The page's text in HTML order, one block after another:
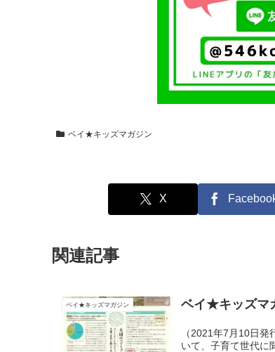
ベイ★キッズマガジン
X
関連記事
ベイ★キッズマガジン ベイ★キッズマ
（2021年7月10日
いて、子育て世代に